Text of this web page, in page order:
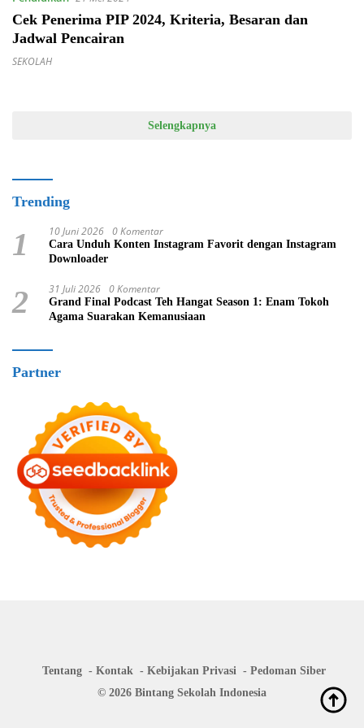
Cek Penerima PIP 2024, Kriteria, Besaran dan
Jadwal Pencairan
SEKOLAH
Selengkapnya
Trending
1 10 Juni 2026 0 Komentar
Cara Unduh Konten Instagram Favorit dengan Instagram
Downloader
2 31 Juli 2026 0 Komentar
Grand Final Podcast Teh Hangat Season 1: Enam Tokoh
Agama Suarakan Kemanusiaan
Partner
Tentang Kontak Kebijakan Privasi
Pedoman Siber
© 2026 Bintang Sekolah Indonesia